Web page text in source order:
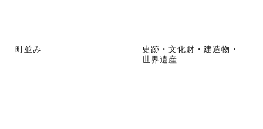
町並み
史跡・文化財・建造物・
世界遺産